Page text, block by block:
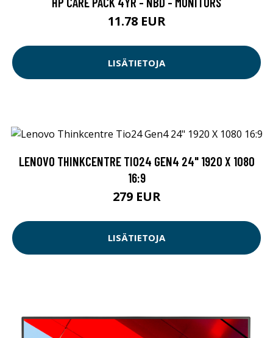
11.78 EUR
LISÄTIETOJA
LENOVO THINKCENTRE TIO24 GEN4 24" 1920 X 1080
16:9
279 EUR
LISÄTIETOJA